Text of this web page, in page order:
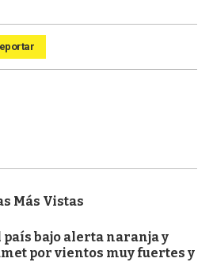
Más Vistas
país bajo alerta naranja y
por vientos muy fuertes y